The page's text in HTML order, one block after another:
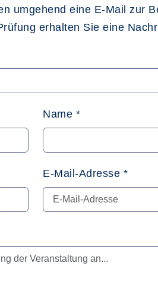
umgehend eine E-Mail zur
erhalten Sie eine
Name *
E-Mail-Adresse *